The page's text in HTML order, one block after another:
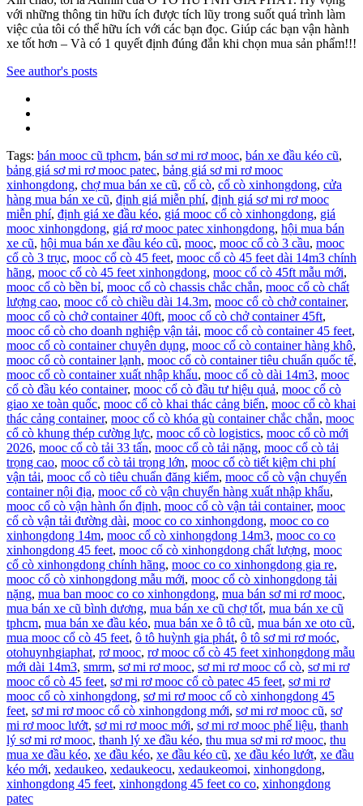
với những thông tin hữu ích được tích lũy trong suốt quá trình làm
việc của tôi có thể hữu ích với các bạn đọc. Giúp các bạn vận hành
xe tốt hơn – Và có 1 quyết định đúng đắn khi chọn mua sản phẩm!!!
See author's posts
Tags: bán mooc cũ tphcm, bán sơ mi rơ mooc, bán xe đầu kéo cũ,
bảng giá sơ mi rơ mooc patec, bảng giá sơ mi rơ mooc
xinhongdong, chợ mua bán xe cũ, cổ cò, cổ cò xinhongdong, cửa
hàng mua bán xe cũ, định giá miễn phí, định giá sơ mi rơ mooc
miễn phí, định giá xe đầu kéo, giá mooc cổ cò xinhongdong, giá
mooc xinhongdong, giá rơ mooc patec xinhongdong, hội mua bán
xe cũ, hội mua bán xe đầu kéo cũ, mooc, mooc cổ cò 3 cầu, mooc
cổ cò 3 trục, mooc cổ cò 45 feet, mooc cổ cò 45 feet dài 14m3 chính
hãng, mooc cổ cò 45 feet xinhongdong, mooc cổ cò 45ft mẫu mới,
mooc cổ cò bền bỉ, mooc cổ cò chassis chắc chắn, mooc cổ cò chất
lượng cao, mooc cổ cò chiều dài 14.3m, mooc cổ cò chở container,
mooc cổ cò chở container 40ft, mooc cổ cò chở container 45ft,
mooc cổ cò cho doanh nghiệp vận tải, mooc cổ cò container 45 feet,
mooc cổ cò container chuyên dụng, mooc cổ cò container hàng khô,
mooc cổ cò container lạnh, mooc cổ cò container tiêu chuẩn quốc tế,
mooc cổ cò container xuất nhập khẩu, mooc cổ cò dài 14m3, mooc
cổ cò đầu kéo container, mooc cổ cò đầu tư hiệu quả, mooc cổ cò
giao xe toàn quốc, mooc cổ cò khai thác cảng biển, mooc cổ cò khai
thác cảng container, mooc cổ cò khóa gù container chắc chắn, mooc
cổ cò khung thép cường lực, mooc cổ cò logistics, mooc cổ cò mới
2026, mooc cổ cò tải 33 tấn, mooc cổ cò tải nặng, mooc cổ cò tải
trọng cao, mooc cổ cò tải trọng lớn, mooc cổ cò tiết kiệm chi phí
vận tải, mooc cổ cò tiêu chuẩn đăng kiểm, mooc cổ cò vận chuyển
container nội địa, mooc cổ cò vận chuyển hàng xuất nhập khẩu,
mooc cổ cò vận hành ổn định, mooc cổ cò vận tải container, mooc
cổ cò vận tải đường dài, mooc co co xinhongdong, mooc co co
xinhongdong 14m, mooc cổ cò xinhongdong 14m3, mooc co co
xinhongdong 45 feet, mooc cổ cò xinhongdong chất lượng, mooc
cổ cò xinhongdong chính hãng, mooc co co xinhongdong gia re,
mooc cổ cò xinhongdong mẫu mới, mooc cổ cò xinhongdong tải
nặng, mua ban mooc co co xinhongdong, mua bán sơ mi rơ mooc,
mua bán xe cũ bình dương, mua bán xe cũ chợ tốt, mua bán xe cũ
tphcm, mua bán xe đầu kéo, mua bán xe ô tô cũ, mua bán xe oto cũ,
mua mooc cổ cò 45 feet, ô tô huỳnh gia phát, ô tô sơ mi rơ moóc,
otohuynhgiaphat, rơ mooc, rơ mooc cổ cò 45 feet xinhongdong mẫu
mới dài 14m3, smrm, sơ mi rơ mooc, sơ mi rơ mooc cổ cò, sơ mi rơ
mooc cổ cò 45 feet, sơ mi rơ mooc cổ cò patec 45 feet, sơ mi rơ
mooc cổ cò xinhongdong, sơ mi rơ mooc cổ cò xinhongdong 45
feet, sơ mi rơ mooc cổ cò xinhongdong mới, sơ mi rơ mooc cũ, sơ
mi rơ mooc lướt, sơ mi rơ mooc mới, sơ mi rơ mooc phế liệu, thanh
lý sơ mi rơ mooc, thanh lý xe đầu kéo, thu mua sơ mi rơ mooc, thu
mua xe đầu kéo, xe đầu kéo, xe đầu kéo cũ, xe đầu kéo lướt, xe đầu
kéo mới, xedaukeo, xedaukeocu, xedaukeomoi, xinhongdong,
xinhongdong 45 feet, xinhongdong 45 feet co co, xinhongdong
patec